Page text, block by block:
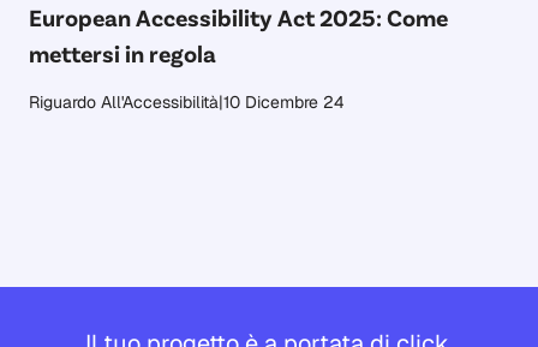
European Accessibility Act 2025: Come
mettersi in regola
Riguardo All'Accessibilità|10 Dicembre 24